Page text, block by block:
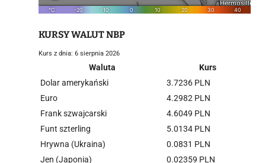
KURSY WALUT NBP
Kurs z dnia: 6 sierpnia 2026
Waluta
Kurs
Dolar amerykański
3.7236 PLN
Euro
4.2982 PLN
Frank szwajcarski
4.6049 PLN
Funt szterling
5.0134 PLN
Hrywna (Ukraina)
0.0831 PLN
Jen (Japonia)
0.02359 PLN